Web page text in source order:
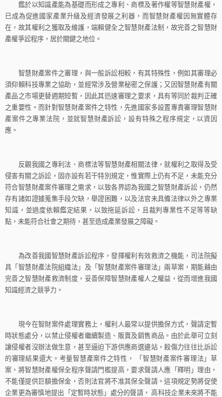
鑑於以知識產能為基礎而形成之專利、商標及著作權等智慧財產權，
已成為促進國家產業升級及經濟發展之利器，而智慧財產權因無實體存
在，故其權利之獲取及維護，端賴健全之智慧財產法制，故完善之智慧財
產權爭訟程序，居於關鍵之地位。
智慧財產案件之審理，與一般訴訟相較，有其特殊性，例如其審理必
須仰賴科技專業之協助，並經常涉及營業秘密之保護；又因智慧財產有關
產品之市場更替週期短暫，因此其迅速審理之要求，具有等同於裁判正確
之重要性。而針對智慧財產案件之特性，先進國家多設置專責審理智慧財
產案件之專業法院，並就智慧財產訴訟，設有特殊之程序規定，以資因
應。
反觀我國之專利法、商標法等智慧財產相關法律，就權利之取得及受
侵害有關之訴訟，固亦設有若干特別規定，惟實際上仍有不足，未能充分
符合智慧財產案件審理之需求，以致各界認為我國之智慧財產訴訟，仍然
存有諸如證據蒐集手段欠缺，舉證困難，以及法官未具備法律以外之專業
知識，並過度依賴鑑定結果，以致拖延訴訟，且裁判專業性不足等等缺
點，未能符合社會之期待，甚至造成產業發展之障礙。
為改善我國智慧財產訴訟程序，發揮權利有效救濟之機能，司法院擬
具「智慧財產法院組織法」及「智慧財產案件審理法」兩草案，期能藉由
完善之智慧財產救濟制度，妥善保障智慧財產權人之權益，從而增進我國
知識經濟之競爭力。
現今在智財案件處理實務上，權利人最常以提供擔保方式，聲請定暫
時狀態處分，以禁止侵權者繼續製造、販賣及銷售商品。由於此舉可立刻
讓侵權者沒辦法做生意，甚至逼迫下游供應商選邊站，殺傷力往往比訴訟
的審理結果還大。考量智慧產案件之特性，
「智慧財產案件審理法」草
案，將智慧財產權保全程序聲請門檻提高，要求聲請人應「釋明」理由，
不能僅提供巨額擔保金，否則法官將不准其保全聲請。這項規定勢將促使
企業更為審慎地提出「定暫時狀態」處分的聲請， 高科技企業未來將不能